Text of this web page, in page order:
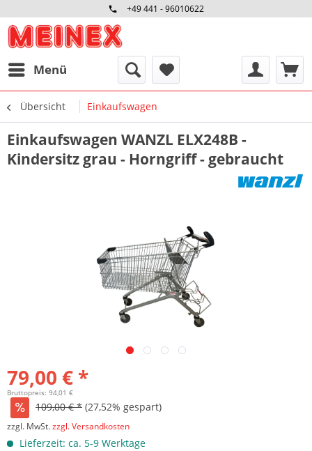
+49 441 - 96010622
Menü
Übersicht Einkaufswagen
Einkaufswagen WANZL ELX248B -
Kindersitz grau - Horngriff - gebraucht
79,00 € *
Bruttopreis: 94,01 €
109,00 € * (27,52% gespart)
zzgl. MwSt.zzgl. Versandkosten
Lieferzeit: ca. 5-9 Werktage